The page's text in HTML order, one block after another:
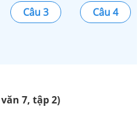
Câu 3
Câu 4
7, tập 2)